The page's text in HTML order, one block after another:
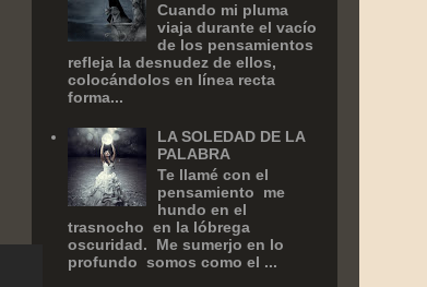
Cuando mi pluma
viaja durante el vacío
de los pensamientos
refleja la desnudez de ellos,
colocándolos en línea recta
forma...
LA SOLEDAD DE LA
PALABRA
Te llamé con el
pensamiento me
hundo en el
trasnocho en la lóbrega
oscuridad. Me sumerjo en lo
profundo somos como el ...